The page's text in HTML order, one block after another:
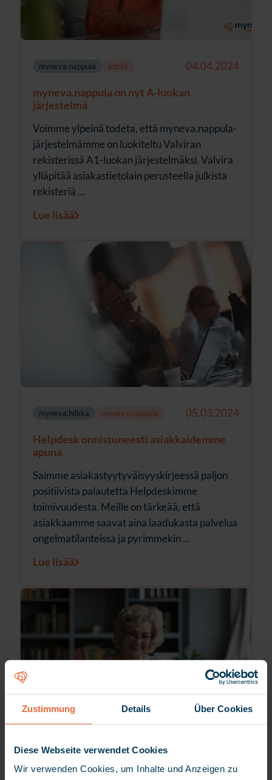
Zustimmung Details Über Cookies
Diese Webseite verwendet Cookies
Wir verwenden Cookies, um Inhalte und Anzeigen zu
myneva.nappula kanta 04.04.2024
myneva.nappula on nyt A-luokan
järjestelmä
Voimme ylpeinä todeta, että myneva.nappula-
järjestelmämme on luokiteltu Valviran
rekisterissä A1-luokan järjestelmäksi. Valvira
ylläpitää asiakastietolain perusteella julkista
rekisteriä ...
Lue lisää
myneva.hilkka myneva.nappula 05.03.2024
Helpdesk onnistuneesti asiakkaidemme
apuna
Saimme asiakastyytyväisyyskirjeessä paljon
positiivista palautetta Helpdeskimme
toimivuudesta. Meille on tärkeää, että
asiakkaamme saavat aina laadukasta palvelua
ongelmatilanteissa ja pyrimmekin ...
Lue lisää